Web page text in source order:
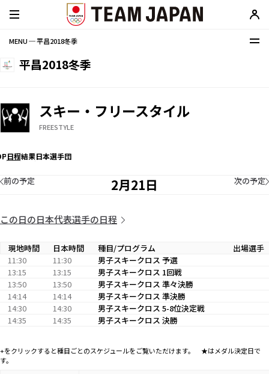
MENU ─ 平昌2018冬季
平昌2018冬季
スキー・フリースタイル
FREESTYLE
日程結果日本選手団
2月21日
前の予定 次の予定
この日の日本代表選手の日程
現地時間 日本時間 種目/プログラム
出場選手
11:30
11:30
男子スキークロス 予選
13:15
13:15
男子スキークロス 1回戦
13:50
13:50
男子スキークロス 準々決勝
14:14
14:14
男子スキークロス 準決勝
14:30
14:30
男子スキークロス 5-8位決定戦
14:35
14:35 男子スキークロス 決勝
+をクリックすると種目ごとのスケジュールをご覧いただけます。 ★はメダル決定日で
す。